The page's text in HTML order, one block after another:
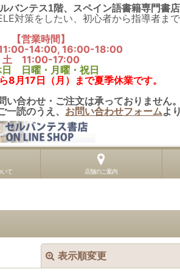
バンテス1階、スペイン語書籍専門書店
対策をしたい、初心者から指導者ま
【営業時間】
14:00, 16:00-18:00
土 11:00-17:00
日 日曜・月曜・祝日
8月17日（月）まで夏季休業です。
い合わせ・ご注文は承っておりません。
一読のうえ、 お問い合わせフォームよ
いて 店舗のご案内
表示順変更